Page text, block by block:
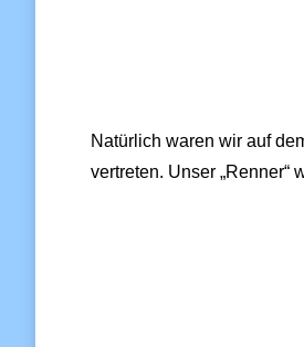
Natürlich waren wir auf
vertreten. Unser „Renner“